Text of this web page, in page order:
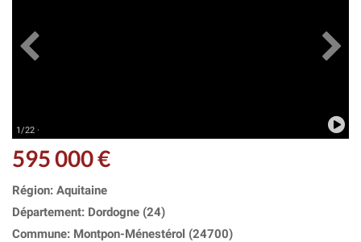
1/22 ·
595 000 €
Région: Aquitaine
Département: Dordogne (24)
Commune: Montpon-Ménestérol (24700)